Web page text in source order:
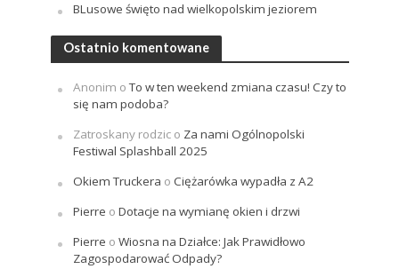
BLusowe święto nad wielkopolskim jeziorem
Ostatnio komentowane
Anonim oTo w ten weekend zmiana czasu! Czy to
się nam podoba?
Zatroskany rodzico Za nami Ogólnopolski
Festiwal Splashball 2025
Okiem Truckera o Ciężarówka wypadła z A2
Pierre o Dotacje na wymianę okien i drzwi
Pierre o Wiosna na Działce: Jak Prawidłowo
Zagospodarować Odpady?